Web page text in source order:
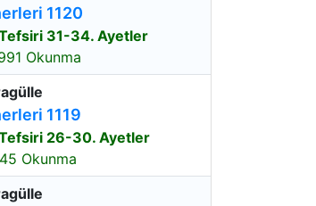
1120
31-34. Ayetler
Okunma
1119
26-30. Ayetler
Okunma